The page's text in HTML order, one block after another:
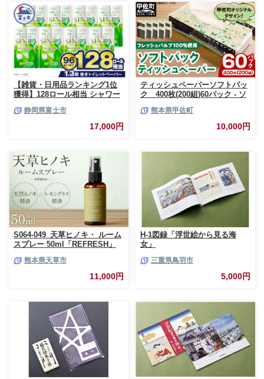
【雑貨・日用品ランキング1位
獲得】128ロール相当 シャワー
ー ダブル プレミアムシンラ 96
ロール (12R×8パック) 配達時間
指定可能 1.3倍巻き トイレット
ーパー 人気 おすすめ [sf001-
012]
静岡県富士市
17,000円
ティッシュペーパーソフトパッ
ク 400枚(200組)60パック - ソ
ー 生活用品 雑貨 日用品 必需品
紙 常備品 まとめ買い 備蓄 防災
ストック 熊本県 甲佐町【ZC】
熊本県甲佐町
10,000円
S064-049_天草ヒノキ・ ルーム
スプレー 50ml「REFRESH」
熊本県天草市
11,000円
H-1図録「浮世絵から見る海
女」
三重県鳥羽市
5,000円